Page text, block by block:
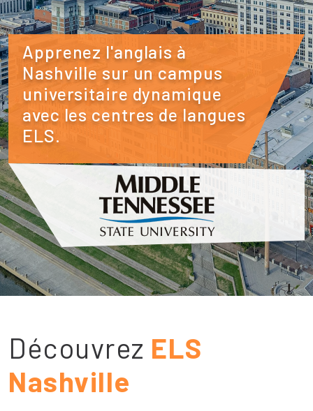
Apprenez l'anglais à
Nashville sur un campus
universitaire dynamique
avec les centres de langues
ELS.
Découvrez ELS
Nashville